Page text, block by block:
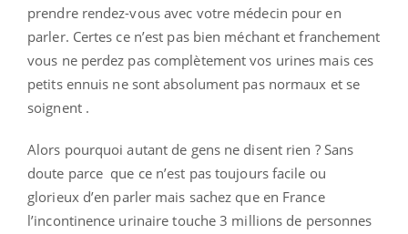
prendre rendez-vous avec votre médecin pour en
parler. Certes ce n’est pas bien méchant et franchement
vous ne perdez pas complètement vos urines mais ces
petits ennuis ne sont absolument pas normaux et se
soignent .
Alors pourquoi autant de gens ne disent rien ? Sans
doute parce que ce n’est pas toujours facile ou
glorieux d’en parler mais sachez que en France
l’incontinence urinaire touche 3 millions de personnes